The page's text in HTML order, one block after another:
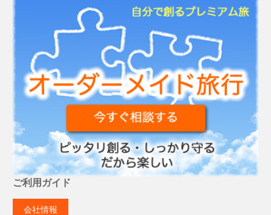
ご利用ガイド
会社情報